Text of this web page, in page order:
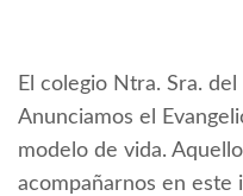
El colegio Ntra. Sra.
Anunciamos el
modelo de vida.
acompañarnos en